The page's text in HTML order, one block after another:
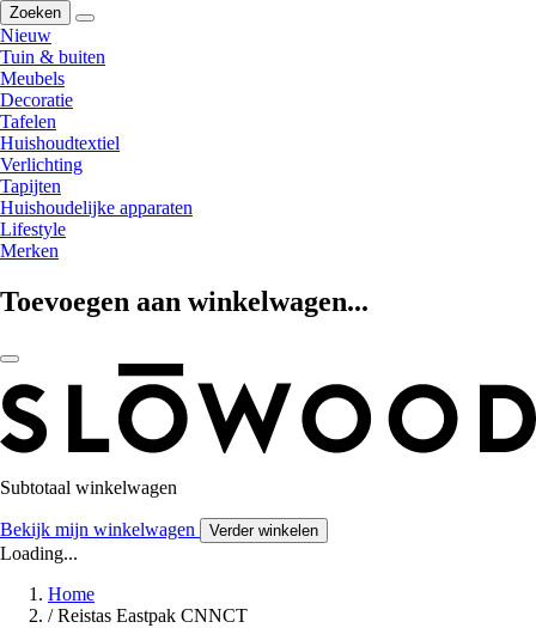
Zoeken
Nieuw
Tuin & buiten
Meubels
Decoratie
Tafelen
Huishoudtextiel
Verlichting
Tapijten
Huishoudelijke apparaten
Lifestyle
Merken
Toevoegen aan winkelwagen...
Subtotaal winkelwagen
Bekijk mijn winkelwagen Verder winkelen
Loading...
Home
/ Reistas Eastpak CNNCT